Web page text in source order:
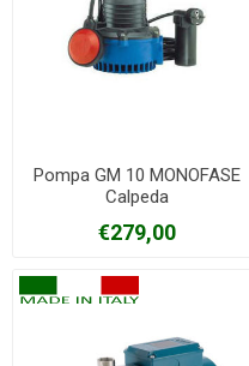
Pompa GM 10 MONOFASE
Calpeda
€279,00